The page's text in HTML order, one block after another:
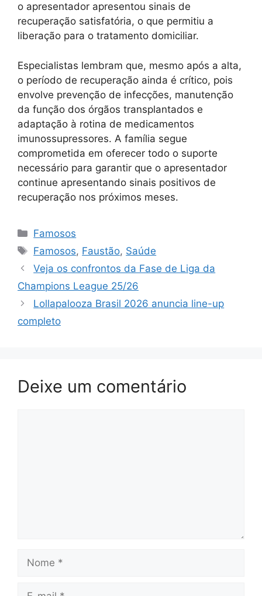
o apresentador apresentou sinais de
recuperação satisfatória, o que permitiu a
liberação para o tratamento domiciliar.
Especialistas lembram que, mesmo após a alta,
o período de recuperação ainda é crítico, pois
envolve prevenção de infecções, manutenção
da função dos órgãos transplantados e
adaptação à rotina de medicamentos
imunossupressores. A família segue
comprometida em oferecer todo o suporte
necessário para garantir que o apresentador
continue apresentando sinais positivos de
recuperação nos próximos meses.
Categorias
Famosos
Tags
Famosos, Faustão, Saúde
Veja os confrontos da Fase de Liga da
Champions League 25/26
Lollapalooza Brasil 2026 anuncia line-up
completo
Deixe um comentário